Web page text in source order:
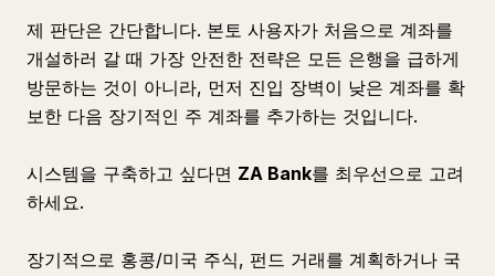
제 판단은 간단합니다. 본토 사용자가 처음으로 계좌를
개설하러 갈 때 가장 안전한 전략은 모든 은행을 급하게
방문하는 것이 아니라, 먼저 진입 장벽이 낮은 계좌를 확
보한 다음 장기적인 주 계좌를 추가하는 것입니다.
시스템을 구축하고 싶다면 ZA Bank를 최우선으로 고려
하세요.
장기적으로 홍콩/미국 주식, 펀드 거래를 계획하거나 국